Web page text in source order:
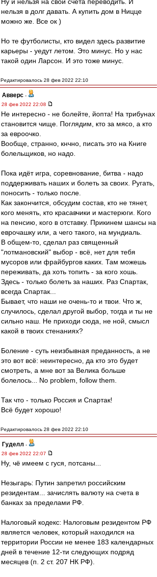
нельзя в долг давать. А купить дом в Ницце
можно же. Все ок )
Но те футболисты, кто видел здесь развитие
карьеры - уедут летом. Это минус. Но у нас
такой один Ларсон. И это тоже минус.
Редактировалось 28 фев 2022 22:10
Авверс -
28 фев 2022 22:08
Не интересно - не болейте, йопта! На трибунах
становится чище. Поглядим, кто за мясо, а кто
за евроочко.
Вообще, странно, кнчно, писать это на Книге
болельщиков, но надо.
Пока идёт игра, соревнование, битва - надо
поддерживать наших и болеть за своих. Ругать,
поносить - только после.
Как закончится, обсудим состав, кто не тянет,
кого менять, кто красавчики и мастерюги. Кого
на пенсию, кого в отставку. Прикинем шансы на
еврочашку или, а чего такого, на мундиаль.
В общем-то, сделал раз священный
"лотмановский" выбор - всё, нет для тебя
мусоров или фрайбургов каких. Там можешь
переживать, да хоть топить - за кого хошь.
Здесь - только болеть за наших. Раз Спартак,
всегда Спартак...
Бывает, что наши не очень-то и твои. Что ж,
случилось, сделал другой выбор, тогда и ты не
сильно наш. Не приходи сюда, не ной, смысл
какой в твоих стенаниях?
Боление - суть неизбывная преданность, а не
это вот всё: неинтересно, да кто это будет
смотреть, а мне вот за Велика больше
болелось... No problem, follow them.
Так что - только Россия и Спартак!
Всё будет хорошо!
Редактировалось 28 фев 2022 22:10
Гуделл -
28 фев 2022 22:07
Ну, чё имеем с гуся, потсаны...
Незыгарь: Путин запретил российским
резидентам... зачислять валюту на счета в
банках за пределами РФ.
Налоговый кодекс: Налоговым резидентом РФ
является человек, который находился на
территории России не менее 183 календарных
дней в течение 12-ти следующих подряд
месяцев (п. 2 ст. 207 НК РФ).